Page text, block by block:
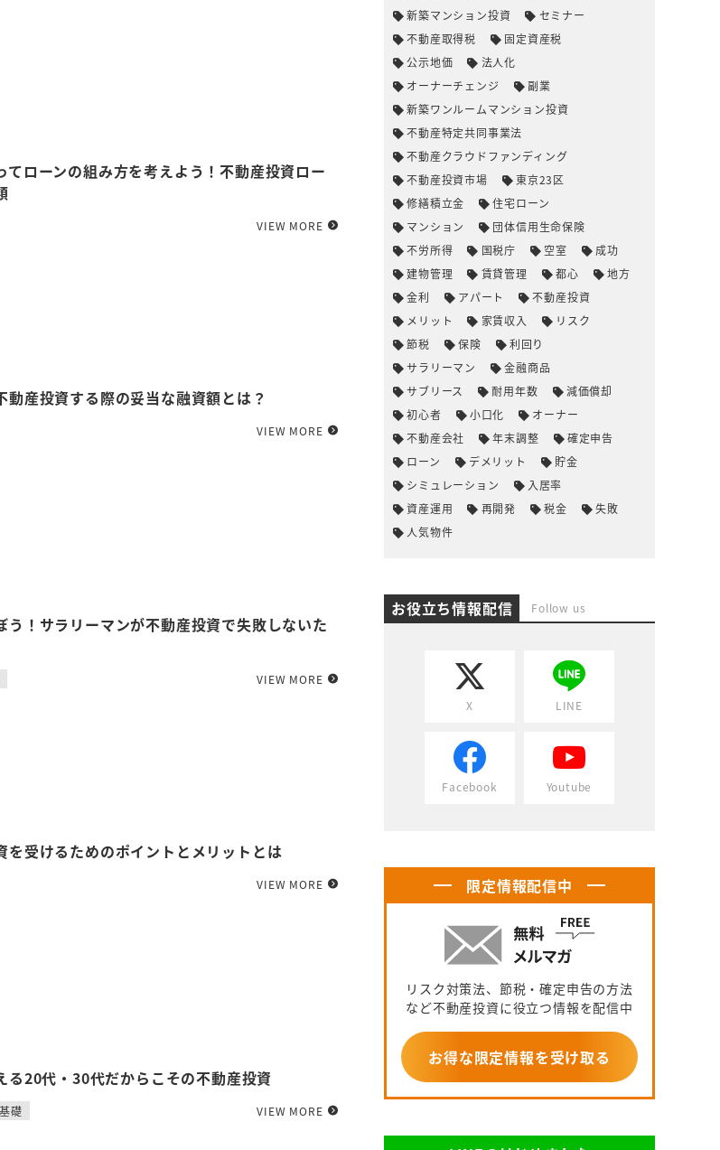
てローンの組み方を考えよう！不動産投資ロー
VIEW MORE
動産投資する際の妥当な融資額とは？
VIEW MORE
う！サラリーマンが不動産投資で失敗しないた
VIEW MORE
を受けるためのポイントとメリットとは
VIEW MORE
る20代・30代だからこその不動産投資
礎 VIEW MORE
新築マンション投資
セミナー
不動産取得税
固定資産税
公示地価
法人化
オーナーチェンジ
副業
新築ワンルームマンション投資
不動産特定共同事業法
不動産クラウドファンディング
不動産投資市場
東京23区
修繕積立金
住宅ローン
マンション
団体信用生命保険
不労所得
国税庁 空室
成功
建物管理
賃貸管理 都心
地方
金利
アパート
不動産投資
メリット
家賃収入
リスク
節税
保険
利回り
サラリーマン
金融商品
サブリース
耐用年数
減価償却
初心者
小口化
オーナー
不動産会社
年末調整
確定申告
ローン
デメリット
貯金
シミュレーション
入居率
資産運用
再開発 税金
失敗
人気物件
お役立ち情報配信 Follow us
X LINE
Facebook Youtube
限定情報配信中
リスク対策法、節税・確定申告の方法
など不動産投資に役立つ情報を配信中
お得な限定情報を受け取る